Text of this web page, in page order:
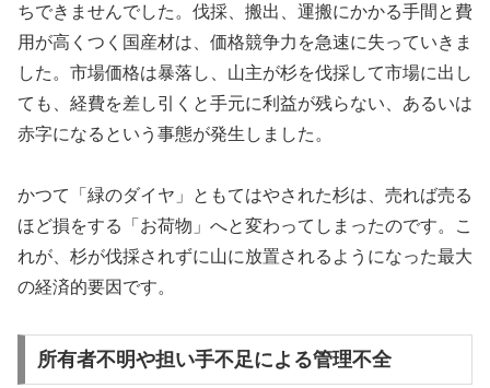
ちできませんでした。伐採、搬出、運搬にかかる手間と費
用が高くつく国産材は、価格競争力を急速に失っていきま
した。市場価格は暴落し、山主が杉を伐採して市場に出し
ても、経費を差し引くと手元に利益が残らない、あるいは
赤字になるという事態が発生しました。
かつて「緑のダイヤ」ともてはやされた杉は、売れば売る
ほど損をする「お荷物」へと変わってしまったのです。こ
れが、杉が伐採されずに山に放置されるようになった最大
の経済的要因です。
所有者不明や担い手不足による管理不全